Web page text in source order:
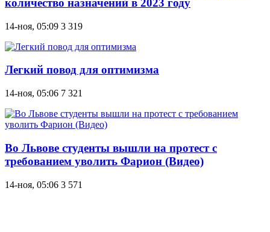
количество назначений в 2023 году
14-ноя, 05:09 3 319
Легкий повод для оптимизма
14-ноя, 05:06 7 321
Во Львове студенты вышли на протест с
требованием уволить Фарион (Видео)
14-ноя, 05:06 3 571